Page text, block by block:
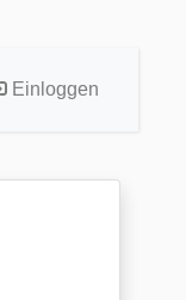
Einloggen